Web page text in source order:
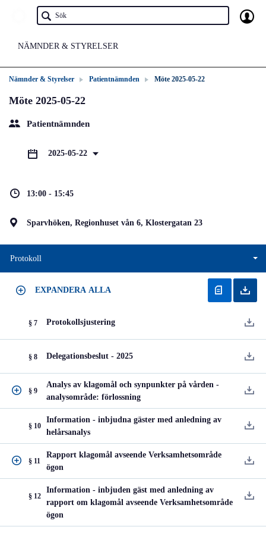
NÄMNDER & STYRELSER
Nämnder & Styrelser Patientnämnden Möte 2025-05-22
Möte 2025-05-22
Patientnämnden
2025-05-22
13:00 - 15:45
Sparvhöken, Regionhuset vån 6, Klostergatan 23
Protokoll
EXPANDERA ALLA
§ 7 Protokollsjustering
§ 8 Delegationsbeslut - 2025
§ 9
Analys av klagomål och synpunkter på vården -
analysområde: förlossning
§ 10
Information - inbjudna gäster med anledning av
helårsanalys
§ 11
Rapport klagomål avseende Verksamhetsområde
ögon
§ 12
Information - inbjuden gäst med anledning av
rapport om klagomål avseende Verksamhetsområde
ögon